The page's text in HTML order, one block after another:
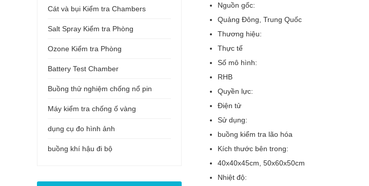
Nguồn gốc:
Quảng Đông, Trung Quốc
Thương hiệu:
Thực tế
Số mô hình:
RHB
Quyền lực:
Điện tử
Sử dụng:
buồng kiểm tra lão hóa
Kích thước bên trong:
40x40x45cm, 50x60x50cm
Nhiệt độ:
Cát và bụi Kiểm tra Chambers
Salt Spray Kiểm tra Phòng
Ozone Kiểm tra Phòng
Battery Test Chamber
Buồng thử nghiệm chống nổ pin
Máy kiểm tra chống ố vàng
dụng cụ đo hình ảnh
buồng khí hậu đi bộ